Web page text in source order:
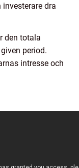
dra
den totala
period.
intresse och